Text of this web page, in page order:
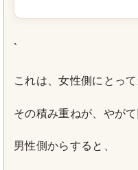
`
これは、女性側にとっ
その積み重ねが、やが
男性側からすると、